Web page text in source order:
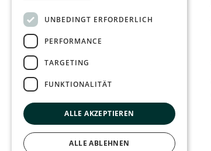
UNBEDINGT ERFORDERLICH
PERFORMANCE
TARGETING
FUNKTIONALITÄT
ALLE AKZEPTIEREN
ALLE ABLEHNEN